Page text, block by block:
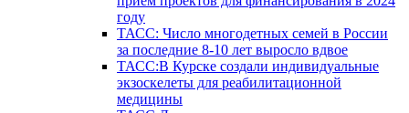
году
ТАСС: Число многодетных семей в России
за последние 8-10 лет выросло вдвое
ТАСС:В Курске создали индивидуальные
экзоскелеты для реабилитационной
медицины